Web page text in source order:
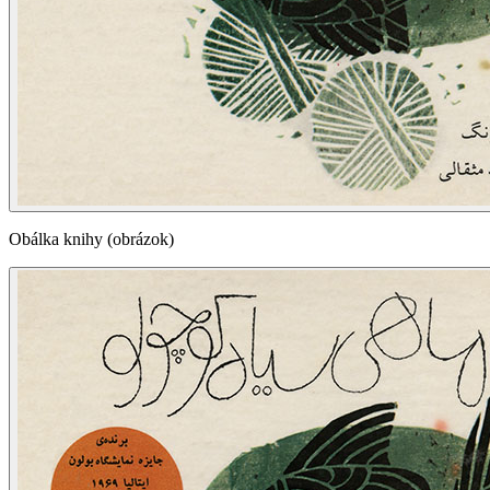
Obálka knihy (obrázok)